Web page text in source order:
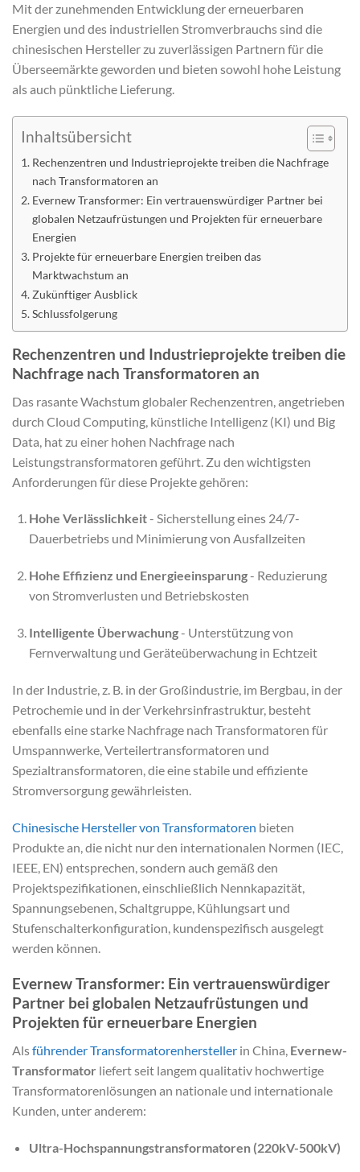
Mit der zunehmenden Entwicklung der erneuerbaren
Energien und des industriellen Stromverbrauchs sind die
chinesischen Hersteller zu zuverlässigen Partnern für die
Überseemärkte geworden und bieten sowohl hohe Leistung
als auch pünktliche Lieferung.
Inhaltsübersicht
Rechenzentren und Industrieprojekte treiben die Nachfrage
nach Transformatoren an
Evernew Transformer: Ein vertrauenswürdiger Partner bei
globalen Netzaufrüstungen und Projekten für erneuerbare
Energien
Projekte für erneuerbare Energien treiben das
Marktwachstum an
Zukünftiger Ausblick
Schlussfolgerung
Rechenzentren und Industrieprojekte treiben die
Nachfrage nach Transformatoren an
Das rasante Wachstum globaler Rechenzentren, angetrieben
durch Cloud Computing, künstliche Intelligenz (KI) und Big
Data, hat zu einer hohen Nachfrage nach
Leistungstransformatoren geführt. Zu den wichtigsten
Anforderungen für diese Projekte gehören:
Hohe Verlässlichkeit- Sicherstellung eines 24/7-
Dauerbetriebs und Minimierung von Ausfallzeiten
Hohe Effizienz und Energieeinsparung- Reduzierung
von Stromverlusten und Betriebskosten
Intelligente Überwachung- Unterstützung von
Fernverwaltung und Geräteüberwachung in Echtzeit
In der Industrie, z. B. in der Großindustrie, im Bergbau, in der
Petrochemie und in der Verkehrsinfrastruktur, besteht
ebenfalls eine starke Nachfrage nach Transformatoren für
Umspannwerke, Verteilertransformatoren und
Spezialtransformatoren, die eine stabile und effiziente
Stromversorgung gewährleisten.
Chinesische Hersteller von Transformatoren bieten
Produkte an, die nicht nur den internationalen Normen (IEC,
IEEE, EN) entsprechen, sondern auch gemäß den
Projektspezifikationen, einschließlich Nennkapazität,
Spannungsebenen, Schaltgruppe, Kühlungsart und
Stufenschalterkonfiguration, kundenspezifisch ausgelegt
werden können.
Evernew Transformer: Ein vertrauenswürdiger
Partner bei globalen Netzaufrüstungen und
Projekten für erneuerbare Energien
Alsführender Transformatorenhersteller in China, Evernew-
Transformator liefert seit langem qualitativ hochwertige
Transformatorenlösungen an nationale und internationale
Kunden, unter anderem:
Ultra-Hochspannungstransformatoren (220kV-500kV)